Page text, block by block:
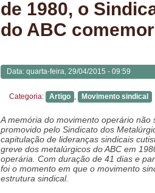
de 1980, o
do ABC
Data: quarta-feira, 29/04/2015 - 09:59
Categoria: Artigo Movimento sindical
A memória do movimento operário
promovido pelo Sindicato dos
capitulação de lideranças sindicais
greve dos metalúrgicos do ABC em
operária. Com duração de 41 dias e
foi o momento em que o movimento
estrutura sindical.